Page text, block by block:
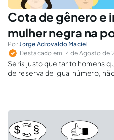
Cota de gênero e
mulher negra na
PorJorge Adrovaldo Maciel
Destacado em 14 de Agosto de
Seria justo que tanto homens
de reserva de igual número,